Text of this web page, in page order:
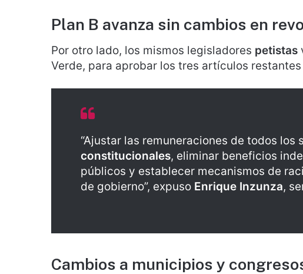
Plan B avanza sin cambios en
Por otro lado, los mismos legisladores petistas
Verde, para aprobar los tres artículos
“Ajustar las remuneraciones de todos los
constitucionales, eliminar beneficios
públicos y establecer mecanismos de
de gobierno”, expuso Enrique Inzunza,
Cambios a municipios y